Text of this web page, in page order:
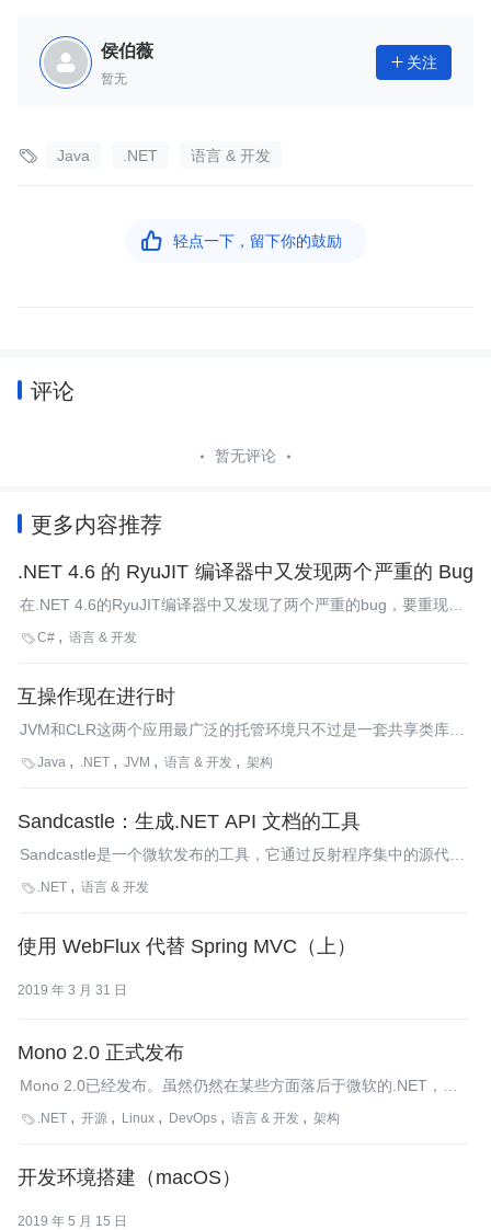
侯伯薇
暂无
 关注
 Java .NET 语言 & 开发
 轻点一下，留下你的鼓励
评论
暂无评论
更多内容推荐
.NET 4.6 的 RyuJIT 编译器中又发现两个严重的 Bug
在.NET 4.6的RyuJIT编译器中又发现了两个严重的bug，要重现这
些错误无需重新编译代码，只要在RyuJIT中（.NET 4.6自带并默认
C# 语言 & 开发
互操作现在进行时
JVM和CLR这两个应用最广泛的托管环境只不过是一套共享类库，
每个都提供一些执行代码的服务，比如内存管理、线程管理、代码
Java .NET JVM 语言 & 开发 架构
Sandcastle：生成.NET API 文档的工具
Sandcastle是一个微软发布的工具，它通过反射程序集中的源代码
以及添加代码中的XML注释来创建MSDN形式的API文档。在
 .NET 语言 & 开发
使用 WebFlux 代替 Spring MVC（上）
2019 年 3 月 31 日
Mono 2.0 正式发布
Mono 2.0已经发布。虽然仍然在某些方面落后于微软的.NET，在
其它方面已经走到前面。例如在运行于64位的系统上时，Mono支
 .NET 开源 Linux DevOps 语言 & 开发 架构
开发环境搭建（macOS）
2019 年 5 月 15 日